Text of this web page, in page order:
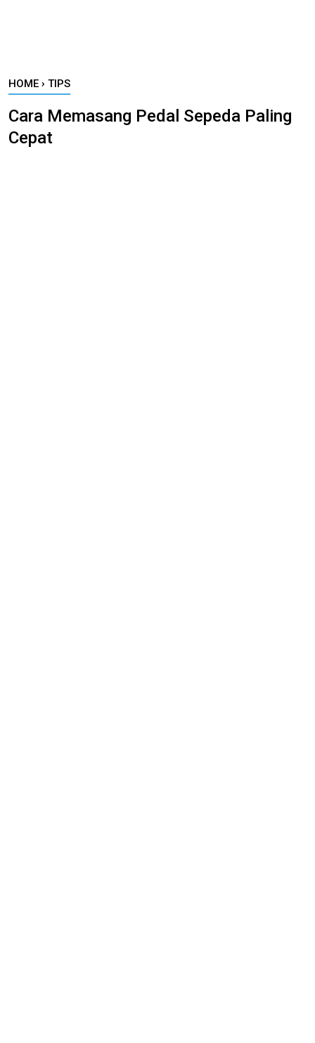
HOME › TIPS
Cara Memasang Pedal Sepeda Paling
Cepat